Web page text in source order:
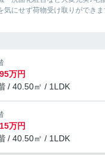
気にせず荷物受け取りができま
万円
/ 40.50㎡ / 1LDK
万円
/ 40.50㎡ / 1LDK